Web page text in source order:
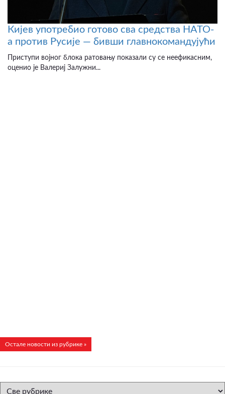
Кијев употребио готово сва средства НАТО-
а против Русије — бивши главнокомандујући
Приступи војног блока ратовању показали су се неефикасним,
оценио је Валериј Залужни...
Остале новости из рубрике »